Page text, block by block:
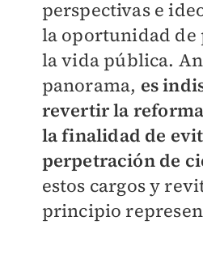
perspectivas e
la oportunidad
la vida pública.
panorama, es
revertir la
la finalidad de
perpetración de
estos cargos y
principio